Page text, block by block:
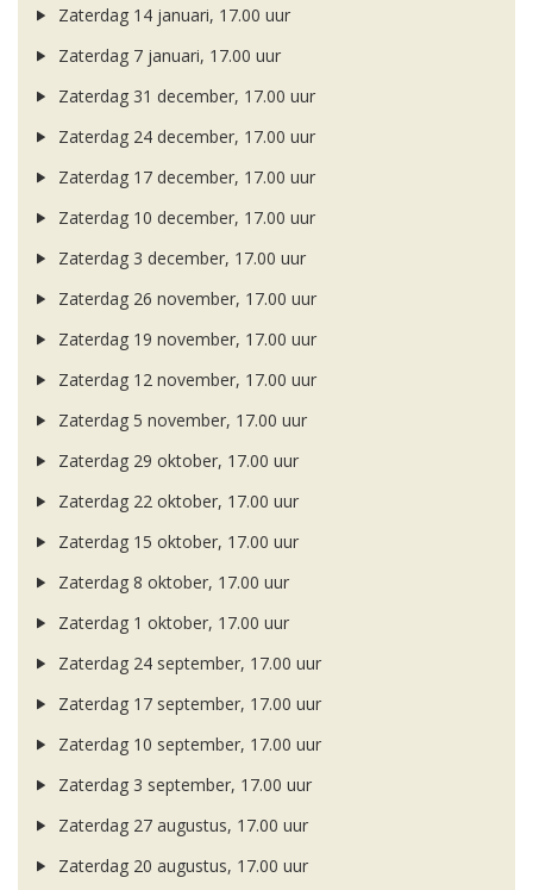
Zaterdag 14 januari, 17.00 uur
Zaterdag 7 januari, 17.00 uur
Zaterdag 31 december, 17.00 uur
Zaterdag 24 december, 17.00 uur
Zaterdag 17 december, 17.00 uur
Zaterdag 10 december, 17.00 uur
Zaterdag 3 december, 17.00 uur
Zaterdag 26 november, 17.00 uur
Zaterdag 19 november, 17.00 uur
Zaterdag 12 november, 17.00 uur
Zaterdag 5 november, 17.00 uur
Zaterdag 29 oktober, 17.00 uur
Zaterdag 22 oktober, 17.00 uur
Zaterdag 15 oktober, 17.00 uur
Zaterdag 8 oktober, 17.00 uur
Zaterdag 1 oktober, 17.00 uur
Zaterdag 24 september, 17.00 uur
Zaterdag 17 september, 17.00 uur
Zaterdag 10 september, 17.00 uur
Zaterdag 3 september, 17.00 uur
Zaterdag 27 augustus, 17.00 uur
Zaterdag 20 augustus, 17.00 uur